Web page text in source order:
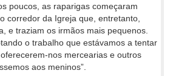
poucos, as raparigas começaram
corredor da Igreja que, entretanto,
e traziam os irmãos mais pequenos.
o trabalho que estávamos a tentar
nos mercearias e outros
aos meninos”.